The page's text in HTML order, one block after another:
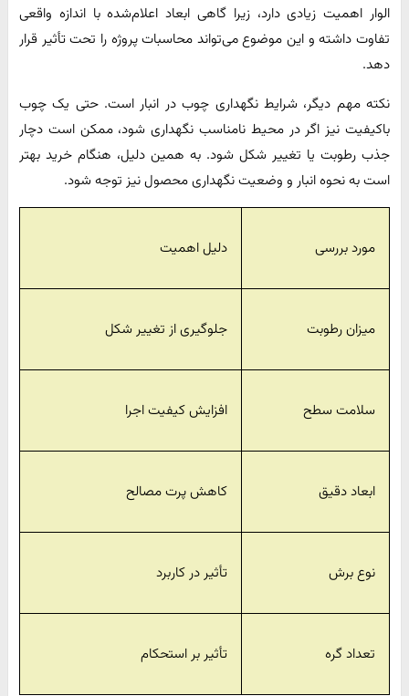
الوار اهمیت زیادی دارد، زیرا گاهی ابعاد اعلام‌شده با اندازه واقعی
تفاوت داشته و این موضوع می‌تواند محاسبات پروژه را تحت تأثیر قرار
دهد.
نکته مهم دیگر، شرایط نگهداری چوب در انبار است. حتی یک چوب
باکیفیت نیز اگر در محیط نامناسب نگهداری شود، ممکن است دچار
جذب رطوبت یا تغییر شکل شود. به همین دلیل، هنگام خرید بهتر
است به نحوه انبار و وضعیت نگهداری محصول نیز توجه شود.
مورد بررسی دلیل اهمیت
میزان رطوبت جلوگیری از تغییر شکل
سلامت سطح افزایش کیفیت اجرا
ابعاد دقیق کاهش پرت مصالح
نوع برش تأثیر در کاربرد
تعداد گره تأثیر بر استحکام